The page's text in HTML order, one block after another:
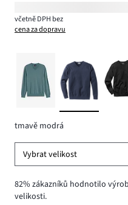
včetně DPH bez
cena za dopravu
tmavě modrá
Vybrat velikost
82% zákazníků hodnotilo
velikosti.